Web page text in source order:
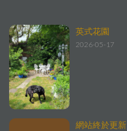
英式花園
2026-05-17
網站終於更新